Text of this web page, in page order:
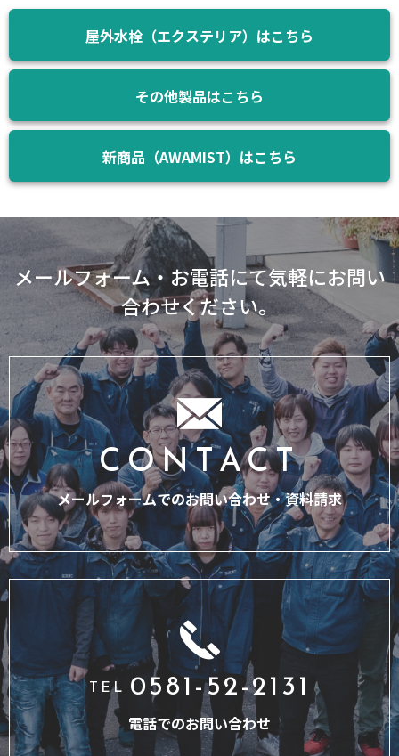
屋外水栓（エクステリア）はこちら
その他製品はこちら
新商品（AWAMIST）はこちら
メールフォーム・お電話にて気軽にお問い
合わせください。
CONTACT
メールフォームでのお問い合わせ・資料請求
TEL 0581-52-2131
電話でのお問い合わせ